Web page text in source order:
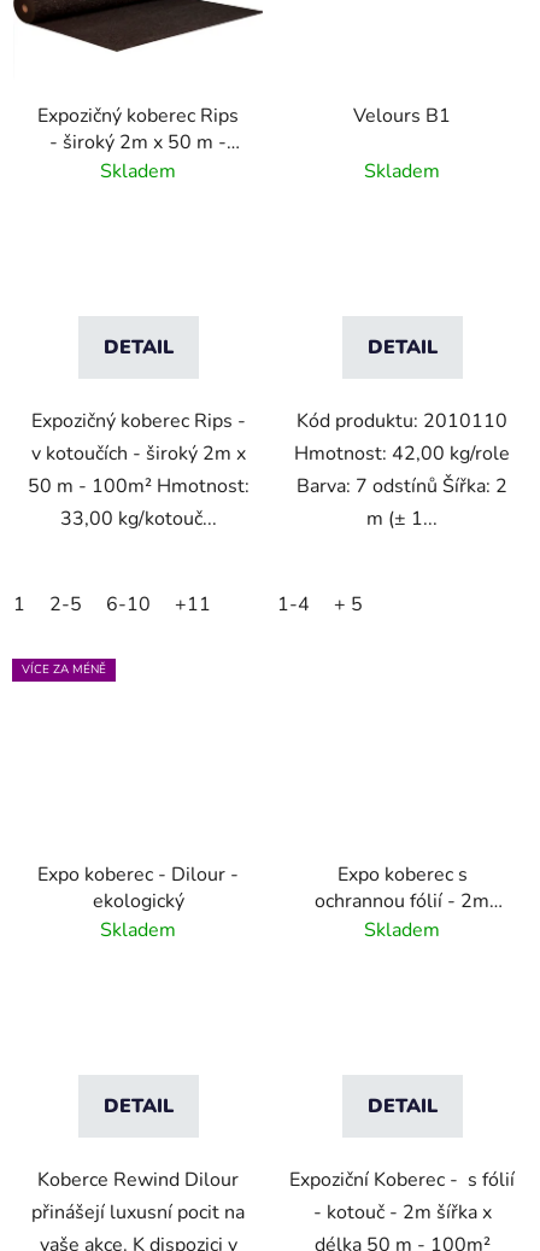
Expozičný koberec Rips
- široký 2m x 50 m -
100m²
Skladem
DETAIL
Expozičný koberec Rips -
v kotoučích - široký 2m x
50 m - 100m² Hmotnost:
33,00 kg/kotouč...
1 2-5 6-10 +11
Velours B1
Skladem
DETAIL
Kód produktu: 2010110
Hmotnost: 42,00 kg/role
Barva: 7 odstínů Šířka: 2
m (± 1...
1-4 + 5
VÍCE ZA MÉNĚ
Expo koberec - Dilour -
ekologický
Skladem
DETAIL
Koberce Rewind Dilour
přinášejí luxusní pocit na
vaše akce. K dispozici v
Expo koberec s
ochrannou fólií - 2m
šířka
Skladem
DETAIL
Expoziční Koberec - s fólií
- kotouč - 2m šířka x
délka 50 m - 100m²